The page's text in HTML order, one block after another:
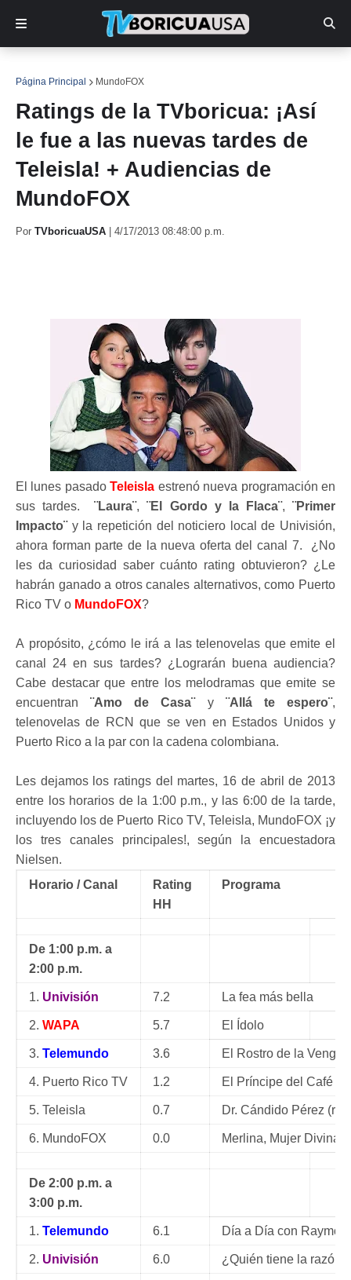
Página Principal MundoFOX
Ratings de la TVboricua: ¡Así
le fue a las nuevas tardes de
Teleisla! + Audiencias de
MundoFOX
Por TVboricuaUSA 4/17/2013 08:48:00 p.m.
El lunes pasadoTeleisla estrenó nueva programación en
sus tardes.¨Laura¨,¨El Gordo y la Flaca¨,¨Primer
Impacto¨y la repetición del noticiero local de Univisión,
ahora forman parte de la nueva oferta del canal 7. ¿No
les da curiosidad saber cuánto rating obtuvieron? ¿Le
habrán ganado a otros canales alternativos, como Puerto
Rico TV o MundoFOX?
A propósito, ¿cómo le irá a las telenovelas que emite el
canal 24 en sus tardes? ¿Lograrán buena audiencia?
Cabe destacar que entre los melodramas que emite se
encuentran¨Amo de Casa¨y ¨Allá te espero¨,
telenovelas de RCN que se ven en Estados Unidos y
Puerto Rico a la par con la cadena colombiana.
Les dejamos los ratings del martes, 16 de abril de 2013
entre los horarios de la 1:00 p.m., y las 6:00 de la tarde,
incluyendo los de Puerto Rico TV, Teleisla, MundoFOX ¡y
los tres canales principales!, según la encuestadora
Nielsen.
Horario / Canal
Rating
HH
Programa
De 1:00 p.m. a
2:00 p.m.
1. Univisión 7.2 La fea más bella
2. WAPA 5.7 El Ídolo
3. Telemundo 3.6 El Rostro de la
4. Puerto Rico TV 1.2 El Príncipe del Café
5. Teleisla 0.7 Dr. Cándido Pérez
6. MundoFOX 0.0 Merlina, Mujer Divina
De 2:00 p.m. a
3:00 p.m.
1. Telemundo 6.1 Día a Día con
2. Univisión 6.0 ¿Quién tiene la razón?